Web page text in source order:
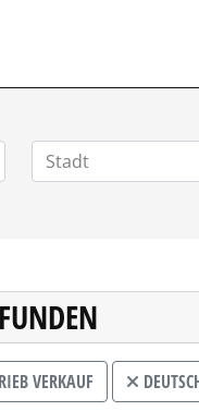
VERKAUF